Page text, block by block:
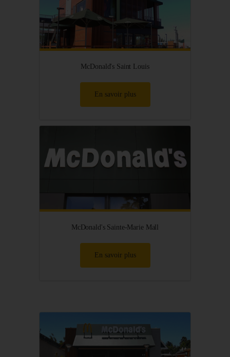
McDonald's Saint Louis
En savoir plus
McDonald's Sainte-Marie Mall
En savoir plus